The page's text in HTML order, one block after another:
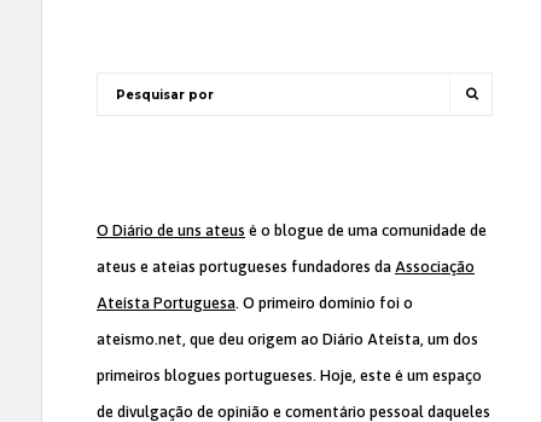
O Diário de uns ateus é o blogue de uma comunidade de
ateus e ateias portugueses fundadores da Associação
Ateísta Portuguesa. O primeiro domínio foi o
ateismo.net, que deu origem ao Diário Ateísta, um dos
primeiros blogues portugueses. Hoje, este é um espaço
de divulgação de opinião e comentário pessoal daqueles